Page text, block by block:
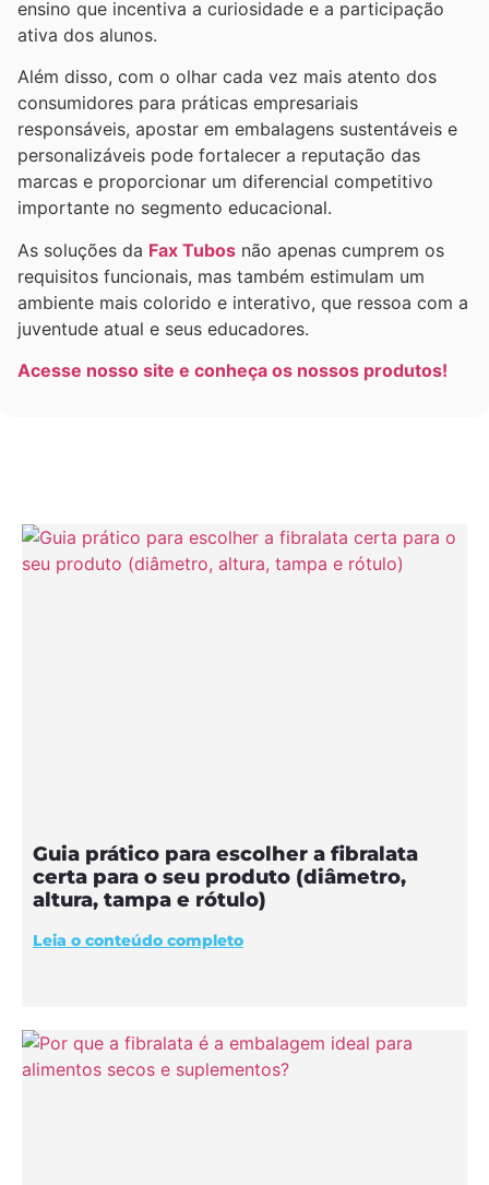
ensino que incentiva a curiosidade e a participação
ativa dos alunos.
Além disso, com o olhar cada vez mais atento dos
consumidores para práticas empresariais
responsáveis, apostar em embalagens sustentáveis e
personalizáveis pode fortalecer a reputação das
marcas e proporcionar um diferencial competitivo
importante no segmento educacional.
As soluções da Fax Tubos não apenas cumprem os
requisitos funcionais, mas também estimulam um
ambiente mais colorido e interativo, que ressoa com a
juventude atual e seus educadores.
Acesse nosso site e conheça os nossos produtos!
Guia prático para escolher a fibralata
certa para o seu produto (diâmetro,
altura, tampa e rótulo)
Leia o conteúdo completo